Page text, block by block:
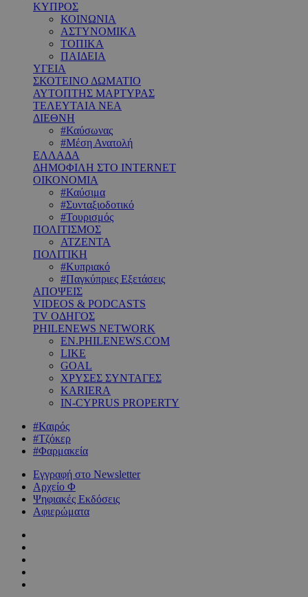
ΚΥΠΡΟΣ
ΚΟΙΝΩΝΙΑ
ΑΣΤΥΝΟΜΙΚΑ
ΤΟΠΙΚΑ
ΠΑΙΔΕΙΑ
ΥΓΕΙΑ
ΣΚΟΤΕΙΝΟ ΔΩΜΑΤΙΟ
ΑΥΤΟΠΤΗΣ ΜΑΡΤΥΡΑΣ
ΤΕΛΕΥΤΑΙΑ ΝΕΑ
ΔΙΕΘΝΗ
#Καύσωνας
#Μέση Ανατολή
ΕΛΛΑΔΑ
ΔΗΜΟΦΙΛΗ ΣΤΟ INTERNET
ΟΙΚΟΝΟΜΙΑ
#Καύσιμα
#Συνταξιοδοτικό
#Τουρισμός
ΠΟΛΙΤΙΣΜΟΣ
ΑΤΖΕΝΤΑ
ΠΟΛΙΤΙΚΗ
#Κυπριακό
#Παγκύπριες Εξετάσεις
ΑΠΟΨΕΙΣ
VIDEOS & PODCASTS
TV ΟΔΗΓΟΣ
PHILENEWS NETWORK
EN.PHILENEWS.COM
LIKE
GOAL
ΧΡΥΣΕΣ ΣΥΝΤΑΓΕΣ
KARIERA
IN-CYPRUS PROPERTY
#Καιρός
#Τζόκερ
#Φαρμακεία
Εγγραφή στο Newsletter
Αρχείο Φ
Ψηφιακές Εκδόσεις
Αφιερώματα